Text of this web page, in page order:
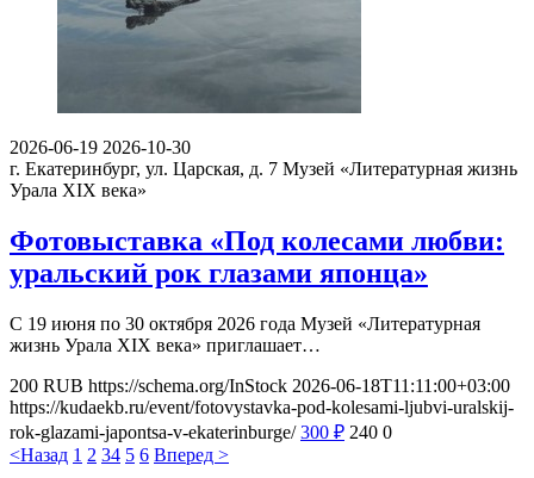
2026-06-19 2026-10-30
г. Екатеринбург, ул. Царская, д. 7 Музей «Литературная жизнь
Урала XIX века»
Фотовыставка «Под колесами любви:
уральский рок глазами японца»
С 19 июня по 30 октября 2026 года Музей «Литературная
жизнь Урала XIX века» приглашает…
200 RUB https://schema.org/InStock 2026-06-18T11:11:00+03:00
https://kudaekb.ru/event/fotovystavka-pod-kolesami-ljubvi-uralskij-
rok-glazami-japontsa-v-ekaterinburge/ 300 ₽ 240 0
<Назад 1 2 34 5 6 Вперед >